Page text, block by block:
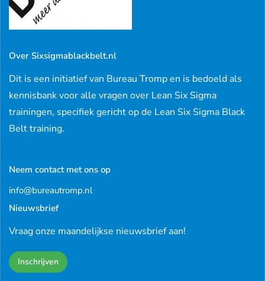
Over Sixsigmablackbelt.nl
Dit is een initiatief van Bureau Tromp en is bedoeld als
kennisbank voor alle vragen over Lean Six Sigma
trainingen, specifiek gericht op de Lean Six Sigma Black
Belt training.
Neem contact met ons op
info@bureautromp.nl
Nieuwsbrief
Vraag onze maandelijkse nieuwsbrief aan!
Inschrijven